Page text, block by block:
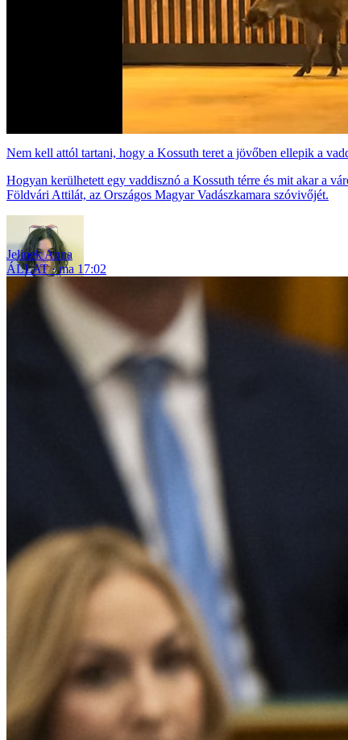
Nem kell attól tartani, hogy a Kossuth teret a jövőben ellepik a
Hogyan kerülhetett egy vaddisznó a Kossuth térre és mit akar a
Földvári Attilát, az Országos Magyar Vadászkamara szóvivőjét.
Jelinek Anna
ÁLLAT
ma 17:02